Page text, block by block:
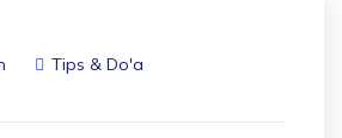
Tips & Do'a